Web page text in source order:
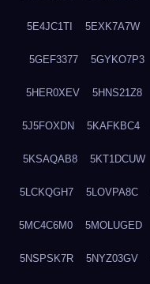
5E4JC1TI 5EXK7A7W
5GEF3377 5GYKO7P3
5HER0XEV 5HNS21Z8
5J5FOXDN 5KAFKBC4
5KSAQAB8 5KT1DCUW
5LCKQGH7 5LOVPA8C
5MC4C6M0 5MOLUGED
5NSPSK7R 5NYZ03GV